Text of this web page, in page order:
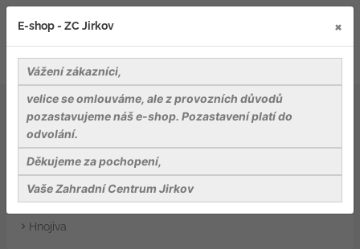
Záhradnické potřeby
Květináče, obaly na květináče
Žardinky
Záhradnické potřeby
Přípravky na ochranu rostlin
Hnojiva
E-shop - ZC Jirkov ×
Vážení zákazníci,
velice se omlouváme, ale z provozních důvodů
pozastavujeme náš e-shop. Pozastavení platí do
odvolání.
Děkujeme za pochopení,
Vaše Zahradní Centrum Jirkov